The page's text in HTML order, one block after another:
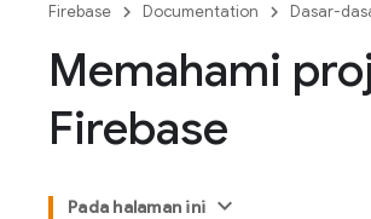
Firebase Documentation Dasar-
Memahami
Firebase
Pada halaman ini